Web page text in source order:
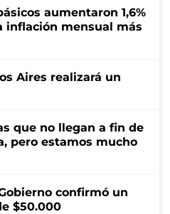
aumentaron 1,6%
inflación mensual más
Aires realizará un
que no llegan a fin de
pero estamos mucho
confirmó un
$50.000